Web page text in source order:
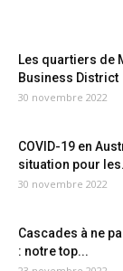
Les quartiers de
Business District
30 novembre 2022
COVID-19 en
situation pour
30 novembre 2022
Cascades à ne
: notre top...